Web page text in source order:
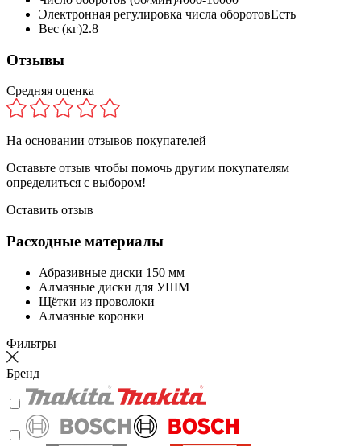
Электронная регулировка числа оборотовЕсть
Вес (кг)2.8
Отзывы
Средняя оценка
На основании отзывов покупателей
Оставьте отзыв чтобы помочь другим покупателям
определиться с выбором!
Оставить отзыв
Расходные материалы
Абразивные диски 150 мм
Алмазные диски для УШМ
Щётки из проволоки
Алмазные коронки
Фильтры
Бренд